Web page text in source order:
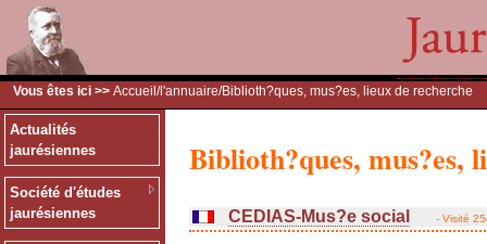
Vous êtes ici >> Accueil /l'annuaire/Biblioth?ques, mus?es, lieux de recherche
Actualités
jaurésiennes
Société d'études
jaurésiennes
Biblioth?ques, mus?es,
CEDIAS-Mus?e social - Visité